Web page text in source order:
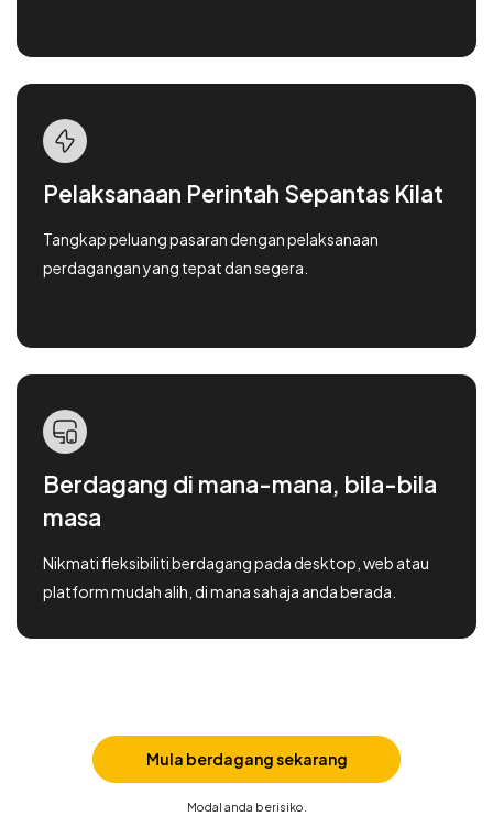
Pelaksanaan Perintah Sepantas Kilat
Tangkap peluang pasaran dengan pelaksanaan
perdagangan yang tepat dan segera.
Berdagang di mana-mana, bila-bila
masa
Nikmati fleksibiliti berdagang pada desktop, web atau
platform mudah alih, di mana sahaja anda berada.
Mula berdagang sekarang
Modal anda berisiko.